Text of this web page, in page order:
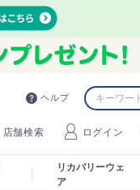
ヘルプ
店舗検索 ログイン
リカバリーウェ
ア